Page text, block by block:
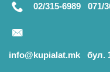
02/315-6989 071/
info@kupialat.mk бул.